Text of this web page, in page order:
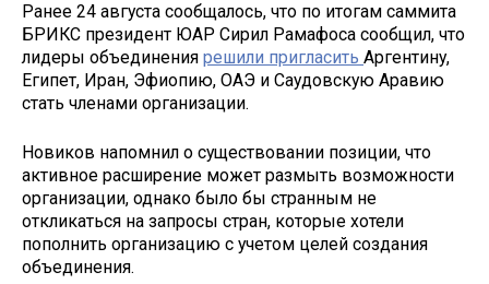
Ранее 24 августа сообщалось, что по итогам саммита
БРИКС президент ЮАР Сирил Рамафоса сообщил, что
лидеры объединения решили пригласить Аргентину,
Египет, Иран, Эфиопию, ОАЭ и Саудовскую Аравию
стать членами организации.
Новиков напомнил о существовании позиции, что
активное расширение может размыть возможности
организации, однако было бы странным не
откликаться на запросы стран, которые хотели
пополнить организацию с учетом целей создания
объединения.